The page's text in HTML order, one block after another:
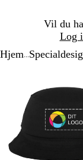
Vil du
Log
1
Hjem
at
plus
til